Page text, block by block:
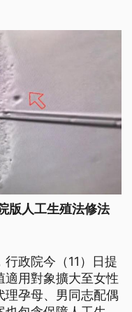
版人工生殖法修法
行政院今（11）日提
適用對象擴大至女性
理孕母、男同志配偶